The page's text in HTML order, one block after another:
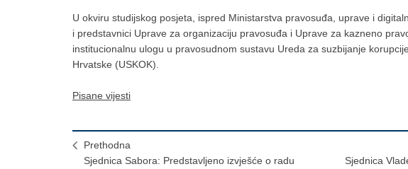
U okviru studijskog posjeta, ispred Ministarstva pravosuđa, uprave i
i predstavnici Uprave za organizaciju pravosuđa i Uprave za kazneno
institucionalnu ulogu u pravosudnom sustavu Ureda za suzbijanje
Hrvatske (USKOK).
Pisane vijesti
Prethodna
Sjednica Sabora: Predstavljeno izvješće o radu
Sjednica